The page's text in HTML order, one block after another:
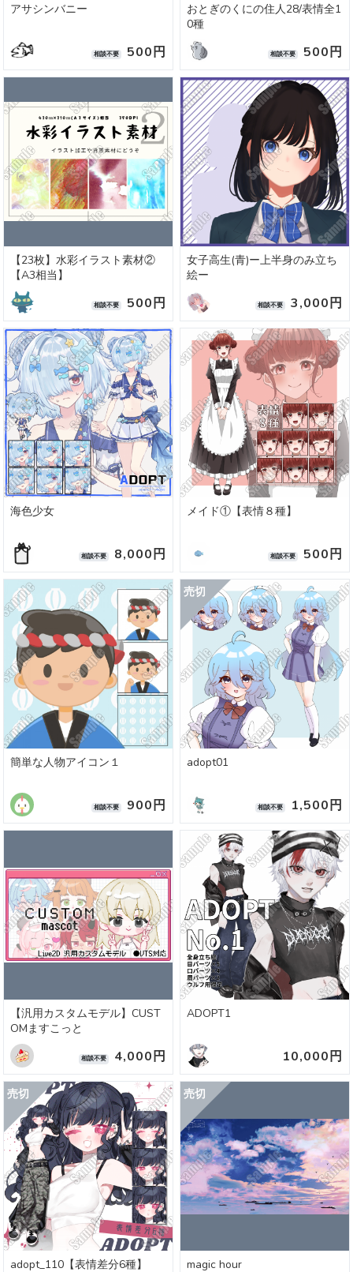
アサシンバニー
相談不要 500円
おとぎのくにの住人28/表情全1
0種
相談不要 500円
【23枚】水彩イラスト素材②
【A3相当】
相談不要 500円
女子高生(青)ー上半身のみ立ち
絵ー
相談不要 3,000円
海色少女
相談不要 8,000円
メイド①【表情８種】
相談不要 500円
簡単な人物アイコン１
相談不要 900円
adopt01
相談不要 1,500円
【汎用カスタムモデル】CUST
OMますこっと
相談不要 4,000円
ADOPT1
10,000円
adopt_110【表情差分6種】 magic hour